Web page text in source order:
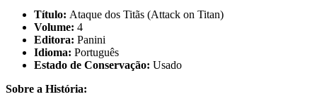
Título: Ataque dos Titãs (Attack on Titan)
Volume: 4
Editora: Panini
Idioma: Português
Estado de Conservação: Usado
Sobre a História: